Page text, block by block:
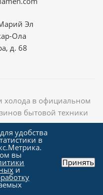
Эл
Ола
д. 68
холода в официальном
бытовой техники
удобства
в
вы
и
Принять